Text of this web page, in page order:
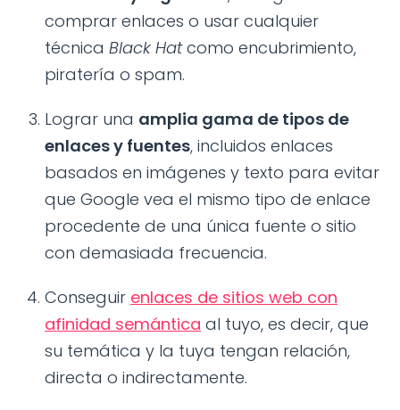
comprar enlaces o usar cualquier
técnica Black Hatcomo encubrimiento,
piratería o spam.
Lograr una amplia gama de tipos de
enlaces y fuentes, incluidos enlaces
basados en imágenes y texto para evitar
que Google vea el mismo tipo de enlace
procedente de una única fuente o sitio
con demasiada frecuencia.
Conseguir enlaces de sitios web con
afinidad semántica al tuyo, es decir, que
su temática y la tuya tengan relación,
directa o indirectamente.